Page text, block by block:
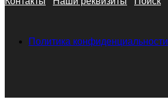
Политика конфиденциальности